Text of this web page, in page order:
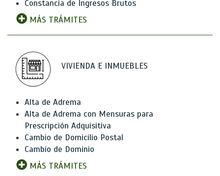
Constancia de Ingresos Brutos
MÁS TRÁMITES
VIVIENDA E INMUEBLES
Alta de Adrema
Alta de Adrema con Mensuras para
Prescripción Adquisitiva
Cambio de Domicilio Postal
Cambio de Dominio
MÁS TRÁMITES